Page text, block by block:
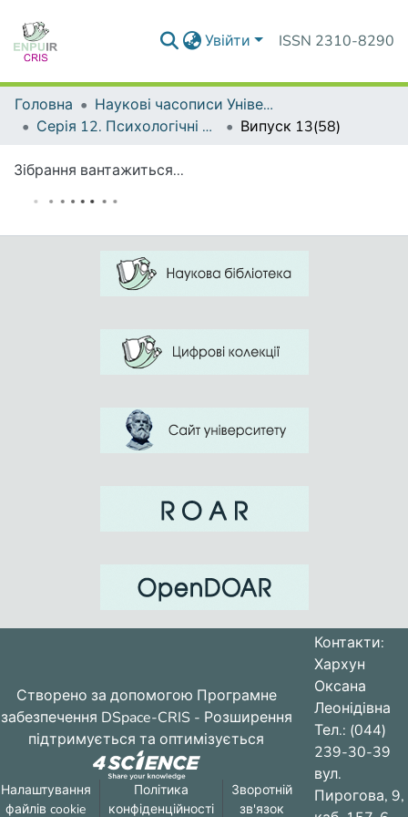
Увійти ISSN 2310-8290
Головна
Наукові часописи Університету
Серія 12. Психологічні науки
Випуск 13(58)
Зібрання вантажиться...
Створено за допомогою Програмне
забезпечення DSpace-CRIS - Розширення
підтримується та оптимізується
Налаштування
файлів cookie
Політика
конфіденційності
Зворотній
зв'язок
Контакти:
Хархун
Оксана
Леонідівна
Тел.: (044)
239-30-39
вул.
Пирогова, 9,